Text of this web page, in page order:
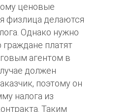
ценовые
физлица делаются
Однако нужно
граждане платят
агентом в
должен
поэтому он
налога из
Таким